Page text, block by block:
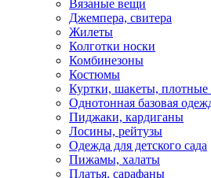
Вязаные вещи
Джемпера, свитера
Жилеты
Колготки носки
Комбинезоны
Костюмы
Куртки, шакеты, плотные
Однотонная базовая
Пиджаки, кардиганы
Лосины, рейтузы
Одежда для детского сада
Пижамы, халаты
Платья, сарафаны